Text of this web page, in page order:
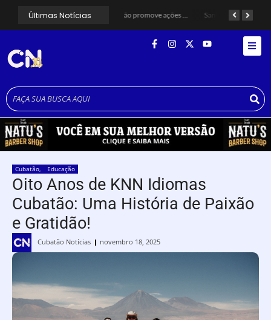
Últimas Notícias
Cubatão, Educação
Oito Anos de KNN Idiomas
Cubatão: Uma História de Paixão
e Gratidão!
Cubatão Notícias novembro 18, 2025